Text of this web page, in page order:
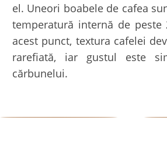
el. Uneori boabele de cafea
temperatură internă de peste
acest punct, textura cafelei
rarefiată, iar gustul este
cărbunelui.